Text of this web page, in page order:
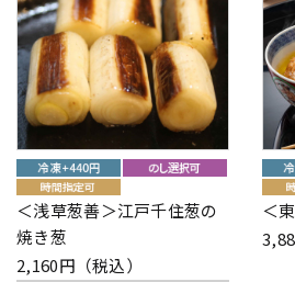
＜浅草葱善＞江戸千住葱の
焼き葱
2,160円（税込）
＜